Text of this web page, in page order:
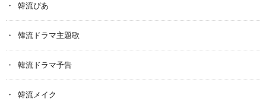
韓流ぴあ
韓流ドラマ主題歌
韓流ドラマ予告
韓流メイク